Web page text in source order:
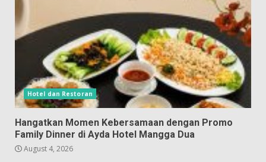
Hotel dan Restoran
Hangatkan Momen Kebersamaan dengan Promo
Family Dinner di Ayda Hotel Mangga Dua
August 4, 2026